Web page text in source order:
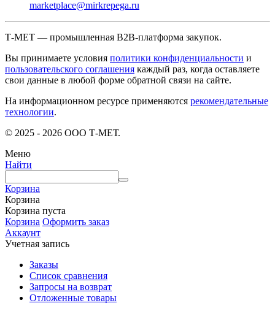
marketplace@mirkrepega.ru
Т-МЕТ — промышленная B2B-платформа закупок.
Вы принимаете условия политики конфиденциальности и
пользовательского соглашения каждый раз, когда оставляете
свои данные в любой форме обратной связи на сайте.
На информационном ресурсе применяются рекомендательные
технологии.
© 2025 - 2026 ООО Т-МЕТ.
Меню
Найти
Корзина
Корзина
Корзина пуста
Корзина Оформить заказ
Аккаунт
Учетная запись
Заказы
Список сравнения
Запросы на возврат
Отложенные товары